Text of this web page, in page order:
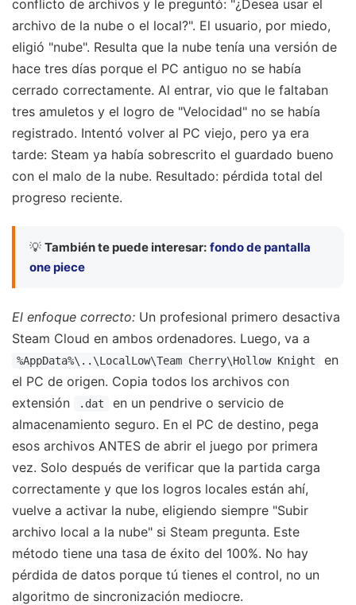
conflicto de archivos y le preguntó: "¿Desea usar el
archivo de la nube o el local?". El usuario, por miedo,
eligió "nube". Resulta que la nube tenía una versión de
hace tres días porque el PC antiguo no se había
cerrado correctamente. Al entrar, vio que le faltaban
tres amuletos y el logro de "Velocidad" no se había
registrado. Intentó volver al PC viejo, pero ya era
tarde: Steam ya había sobrescrito el guardado bueno
con el malo de la nube. Resultado: pérdida total del
progreso reciente.
💡 También te puede interesar: fondo de pantalla
one piece
El enfoque correcto: Un profesional primero desactiva
Steam Cloud en ambos ordenadores. Luego, va a
%AppData%\..\LocalLow\Team Cherry\Hollow Knight
en
el PC de origen. Copia todos los archivos con
extensión
.dat
en un pendrive o servicio de
almacenamiento seguro. En el PC de destino, pega
esos archivos ANTES de abrir el juego por primera
vez. Solo después de verificar que la partida carga
correctamente y que los logros locales están ahí,
vuelve a activar la nube, eligiendo siempre "Subir
archivo local a la nube" si Steam pregunta. Este
método tiene una tasa de éxito del 100%. No hay
pérdida de datos porque tú tienes el control, no un
algoritmo de sincronización mediocre.